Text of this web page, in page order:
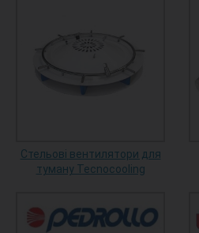
Стельові вентилятори для
туману Tecnocooling